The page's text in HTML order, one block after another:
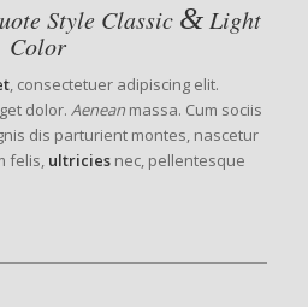
Style Classic &Light
Color
, consectetuer adipiscing elit.
dolor. Aeneanmassa. Cum sociis
dis parturient montes, nascetur
felis, ultriciesnec, pellentesque